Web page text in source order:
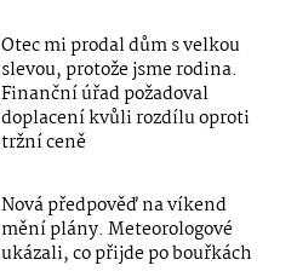
Otec mi prodal dům s velkou
slevou, protože jsme rodina.
Finanční úřad požadoval
doplacení kvůli rozdílu oproti
tržní ceně
Nová předpověď na víkend
mění plány. Meteorologové
ukázali, co přijde po bouřkách